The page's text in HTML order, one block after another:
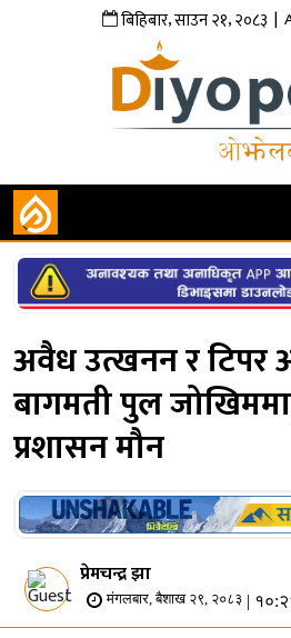
बिहिबार,साउन२१,२०८३ |
अवैध उत्खनन र
बागमती पुल
प्रशासन मौन
प्रेमचन्द्र झा
मंगलबार, बैशाख २९, २०८३ |